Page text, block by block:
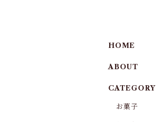
HOME
ABOUT
CATEGORY
お菓子